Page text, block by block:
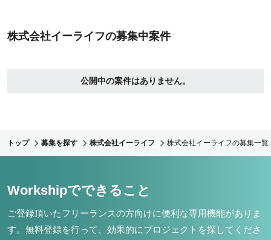
株式会社イーライフの募集中案件
公開中の案件はありません。
トップ 募集を探す 株式会社イーライフ 株式会社イーライフの募集一覧
Workshipでできること
ご登録頂いたフリーランスの方向けに便利な専用機能がありま
す。 無料登録を行って、効果的にプロジェクトを探してくださ